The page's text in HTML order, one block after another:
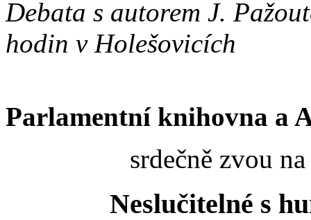
Debata s autorem J.
hodin v Holešovicích
Parlamentní knihovna a
srdečně zvou
Neslučitelné s